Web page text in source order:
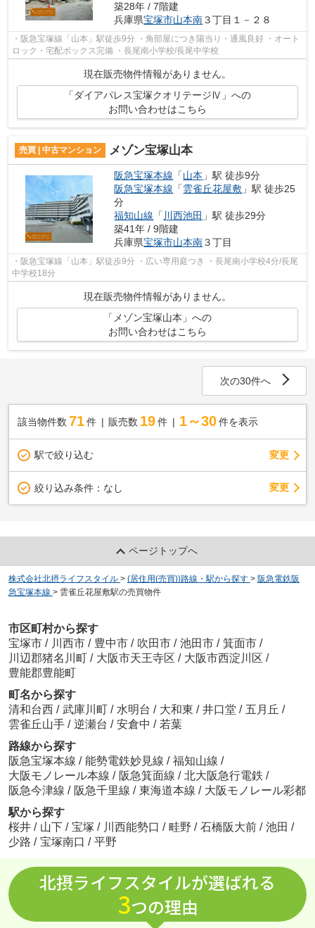
築28年 / 7階建
兵庫県宝塚市山本南３丁目１－２８
・阪急宝塚線「山本」駅徒歩9分 ・角部屋につき陽当り・通風良好 ・オート
ロック・宅配ボックス完備 ・長尾南小学校/長尾中学校
現在販売物件情報がありません。
「ダイアパレス宝塚クオリテージⅣ」への
お問い合わせはこちら
売買 | 中古マンション メゾン宝塚山本
阪急宝塚本線 「山本 」駅 徒歩9分
阪急宝塚本線 「雲雀丘花屋敷 」駅 徒歩25
分
福知山線 「 川西池田 」駅 徒歩29分
築41年 / 9階建
兵庫県宝塚市山本南３丁目
・阪急宝塚線「山本」駅徒歩9分 ・広い専用庭つき ・長尾南小学校4分/長尾
中学校18分
現在販売物件情報がありません。
「メゾン宝塚山本」への
お問い合わせはこちら
次の30件へ
該当物件数 71件 販売数 19 件 1～30 件を表示
駅で絞り込む 変更
絞り込み条件： なし 変更
ページトップへ
株式会社北摂ライフスタイル > (居住用(売買))路線・駅から探す > 阪急電鉄阪
急宝塚本線 > 雲雀丘花屋敷駅の売買物件
市区町村から探す
宝塚市 / 川西市 / 豊中市 / 吹田市 / 池田市 / 箕面市 /
川辺郡猪名川町 / 大阪市天王寺区 / 大阪市西淀川区 /
豊能郡豊能町
町名から探す
清和台西 / 武庫川町 / 水明台 / 大和東 / 井口堂 / 五月丘 /
雲雀丘山手 / 逆瀬台 / 安倉中 / 若葉
路線から探す
阪急宝塚本線 / 能勢電鉄妙見線 / 福知山線 /
大阪モノレール本線 / 阪急箕面線 / 北大阪急行電鉄 /
阪急今津線 / 阪急千里線 / 東海道本線 / 大阪モノレール彩都
駅から探す
桜井 / 山下 / 宝塚 / 川西能勢口 / 畦野 / 石橋阪大前 / 池田 /
少路 / 宝塚南口 / 平野
北摂ライフスタイルが選ばれる
3つの理由